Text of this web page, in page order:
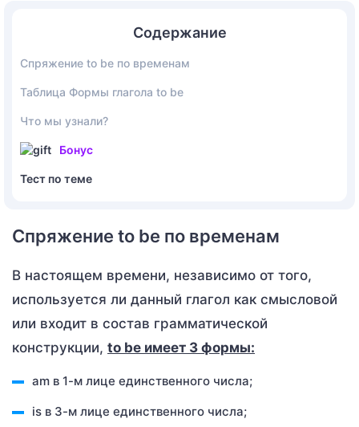
Содержание
Спряжение to be по временам
Таблица Формы глагола to be
Что мы узнали?
Бонус
Тест по теме
Спряжение to be по временам
В настоящем времени, независимо от того,
используется ли данный глагол как смысловой
или входит в состав грамматической
конструкции, to be имеет 3 формы:
am в 1-м лице единственного числа;
is в 3-м лице единственного числа;